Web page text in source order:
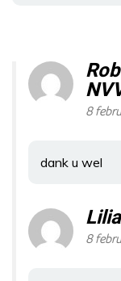
8
dank u wel
8